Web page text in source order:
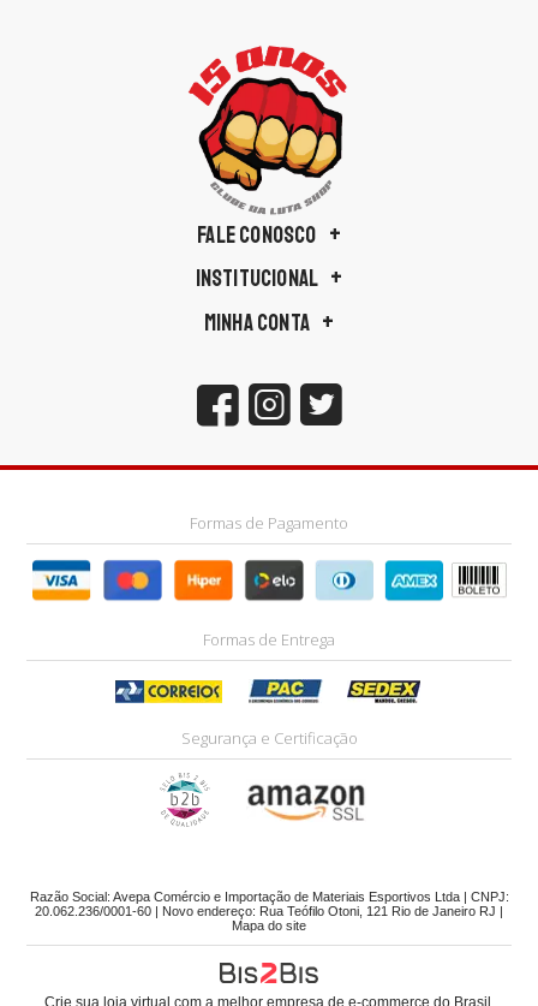
FALE CONOSCO
INSTITUCIONAL
MINHA CONTA
Formas de Pagamento
Formas de Entrega
Segurança e Certificação
Razão Social: Avepa Comércio e Importação de Materiais Esportivos Ltda | CNPJ:
20.062.236/0001-60 | Novo endereço: Rua Teófilo Otoni, 121 Rio de Janeiro RJ |
Mapa do site